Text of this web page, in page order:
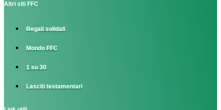
Altri siti FFC
Regali solidali
Mondo FFC
1 su 30
Lasciti testamentari